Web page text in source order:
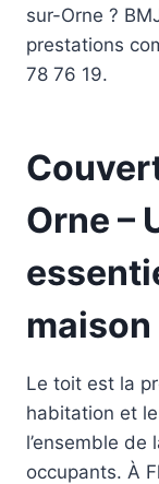
sur-Orne ?
prestations
78 76 19.
Orne –
maison
Le toit est la
habitation et
l’ensemble de
occupants. À